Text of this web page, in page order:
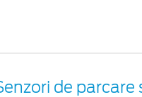
de parcare